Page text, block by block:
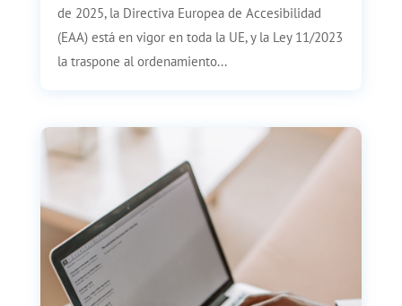
de 2025, la Directiva Europea de Accesibilidad
(EAA) está en vigor en toda la UE, y la Ley 11/2023
la traspone al ordenamiento...